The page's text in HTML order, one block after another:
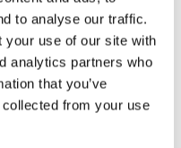
to analyse our traffic.
your use of our site with
analytics partners who
that you’ve
from your use
mai dificilă.
adaptabilă devin
marjelor atunci
să crească.